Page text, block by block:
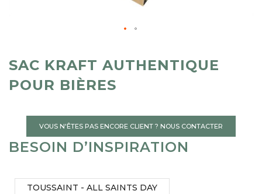
SAC KRAFT AUTHENTIQUE
POUR BIÈRES
VOUS N'ÊTES PAS ENCORE CLIENT ? NOUS CONTACTER
BESOIN D’INSPIRATION
TOUSSAINT - ALL SAINTS DAY